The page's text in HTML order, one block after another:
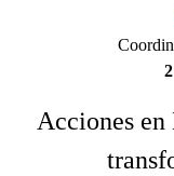
Acciones